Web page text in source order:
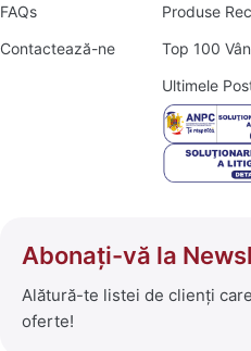
FAQs
Contactează-ne
Produse
Top 100
Ultimele
Abonați-vă la
Alătură-te listei de clienți
oferte!